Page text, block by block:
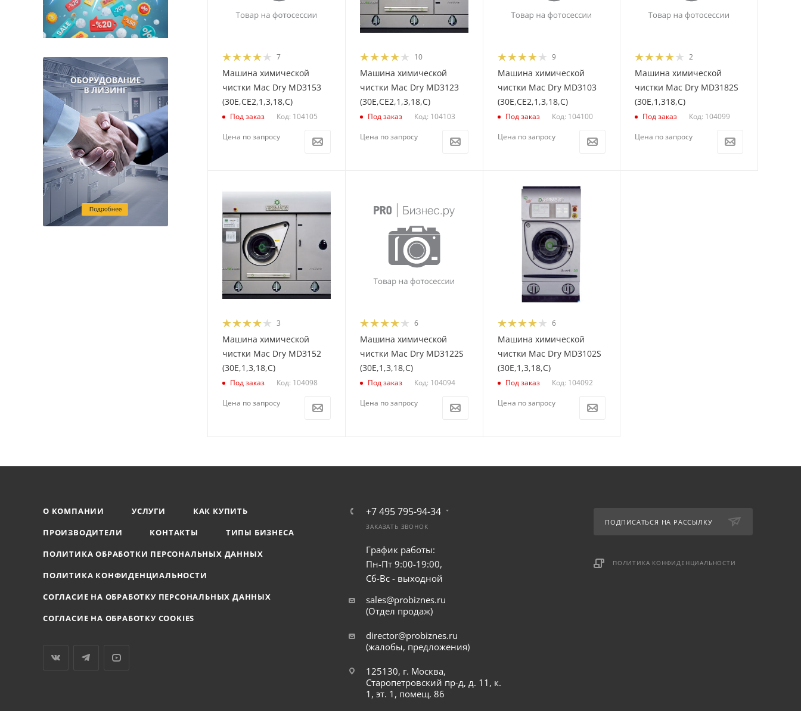
7
Машина химической
чистки Mac Dry MD3153
(30E,CE2,1,3,18,С)
Под заказ Код: 104105
Цена по запросу
10
Машина химической
чистки Mac Dry MD3123
(30E,СЕ2,1,3,18,С)
Под заказ Код: 104103
Цена по запросу
9
Машина химической
чистки Mac Dry MD3103
(30E,CE2,1,3,18,С)
Под заказ Код: 104100
Цена по запросу
2
Машина химической
чистки Mac Dry MD3182S
(30E,1,318,С)
Под заказ Код: 104099
Цена по запросу
3
Машина химической
чистки Mac Dry MD3152
(30E,1,3,18,С)
Под заказ Код: 104098
Цена по запросу
6
Машина химической
чистки Mac Dry MD3122S
(30E,1,3,18,С)
Под заказ Код: 104094
Цена по запросу
6
Машина химической
чистки Mac Dry MD3102S
(30E,1,3,18,С)
Под заказ Код: 104092
Цена по запросу
О КОМПАНИИ УСЛУГИ
КАК КУПИТЬ
ПРОИЗВОДИТЕЛИ
КОНТАКТЫ
ТИПЫ БИЗНЕСА
ПОЛИТИКА ОБРАБОТКИ ПЕРСОНАЛЬНЫХ ДАННЫХ
ПОЛИТИКА КОНФИДЕНЦИАЛЬНОСТИ
СОГЛАСИЕ НА ОБРАБОТКУ ПЕРСОНАЛЬНЫХ ДАННЫХ
СОГЛАСИЕ НА ОБРАБОТКУ COOKIES
+7 495 795-94-34
ЗАКАЗАТЬ ЗВОНОК
График работы:
Пн-Пт 9:00-19:00,
Сб-Вс - выходной
sales@probiznes.ru
(Отдел продаж)
director@probiznes.ru
(жалобы, предложения)
125130, г. Москва,
Старопетровский пр-д, д. 11, к.
1, эт. 1, помещ. 86
ПОДПИСАТЬСЯ НА РАССЫЛКУ
ПОЛИТИКА КОНФИДЕНЦИАЛЬНОСТИ